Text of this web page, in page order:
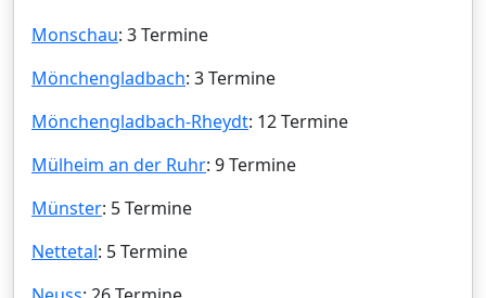
Monschau: 3 Termine
Mönchengladbach: 3 Termine
Mönchengladbach-Rheydt: 12 Termine
Mülheim an der Ruhr: 9 Termine
Münster: 5 Termine
Nettetal: 5 Termine